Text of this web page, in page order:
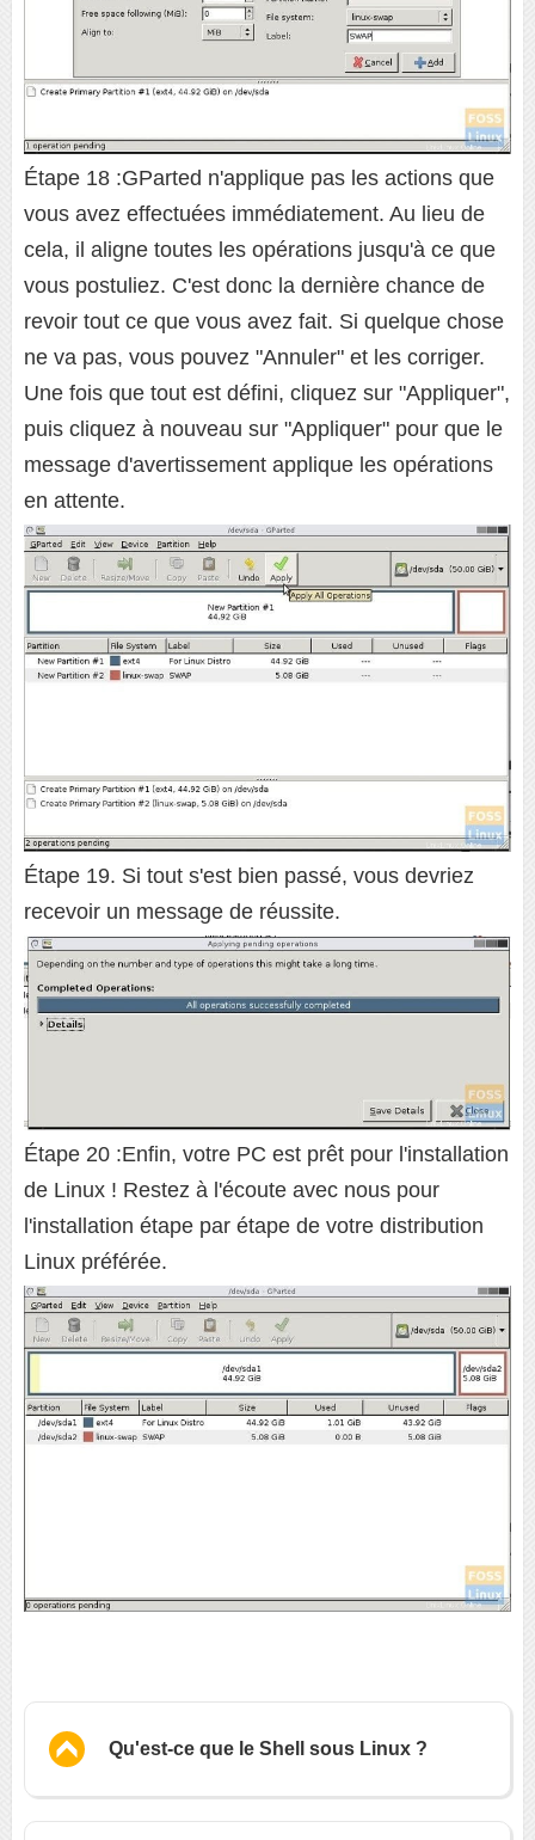
Étape 18 :GParted n'applique pas les actions que
vous avez effectuées immédiatement. Au lieu de
cela, il aligne toutes les opérations jusqu'à ce que
vous postuliez. C'est donc la dernière chance de
revoir tout ce que vous avez fait. Si quelque chose
ne va pas, vous pouvez "Annuler" et les corriger.
Une fois que tout est défini, cliquez sur "Appliquer",
puis cliquez à nouveau sur "Appliquer" pour que le
message d'avertissement applique les opérations
en attente.
Étape 19. Si tout s'est bien passé, vous devriez
recevoir un message de réussite.
Étape 20 :Enfin, votre PC est prêt pour l'installation
de Linux ! Restez à l'écoute avec nous pour
l'installation étape par étape de votre distribution
Linux préférée.
Qu'est-ce que le Shell sous Linux ?